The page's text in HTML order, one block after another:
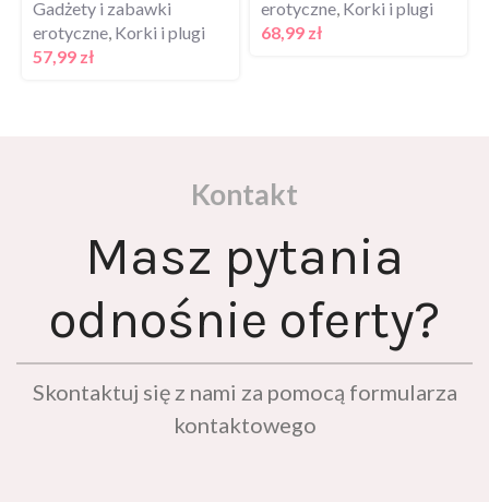
erotyczne Korki i plugi
57,99 zł
68,99 zł
Kontakt
Masz pytania
odnośnie oferty?
Skontaktuj się z nami za pomocą formularza
kontaktowego